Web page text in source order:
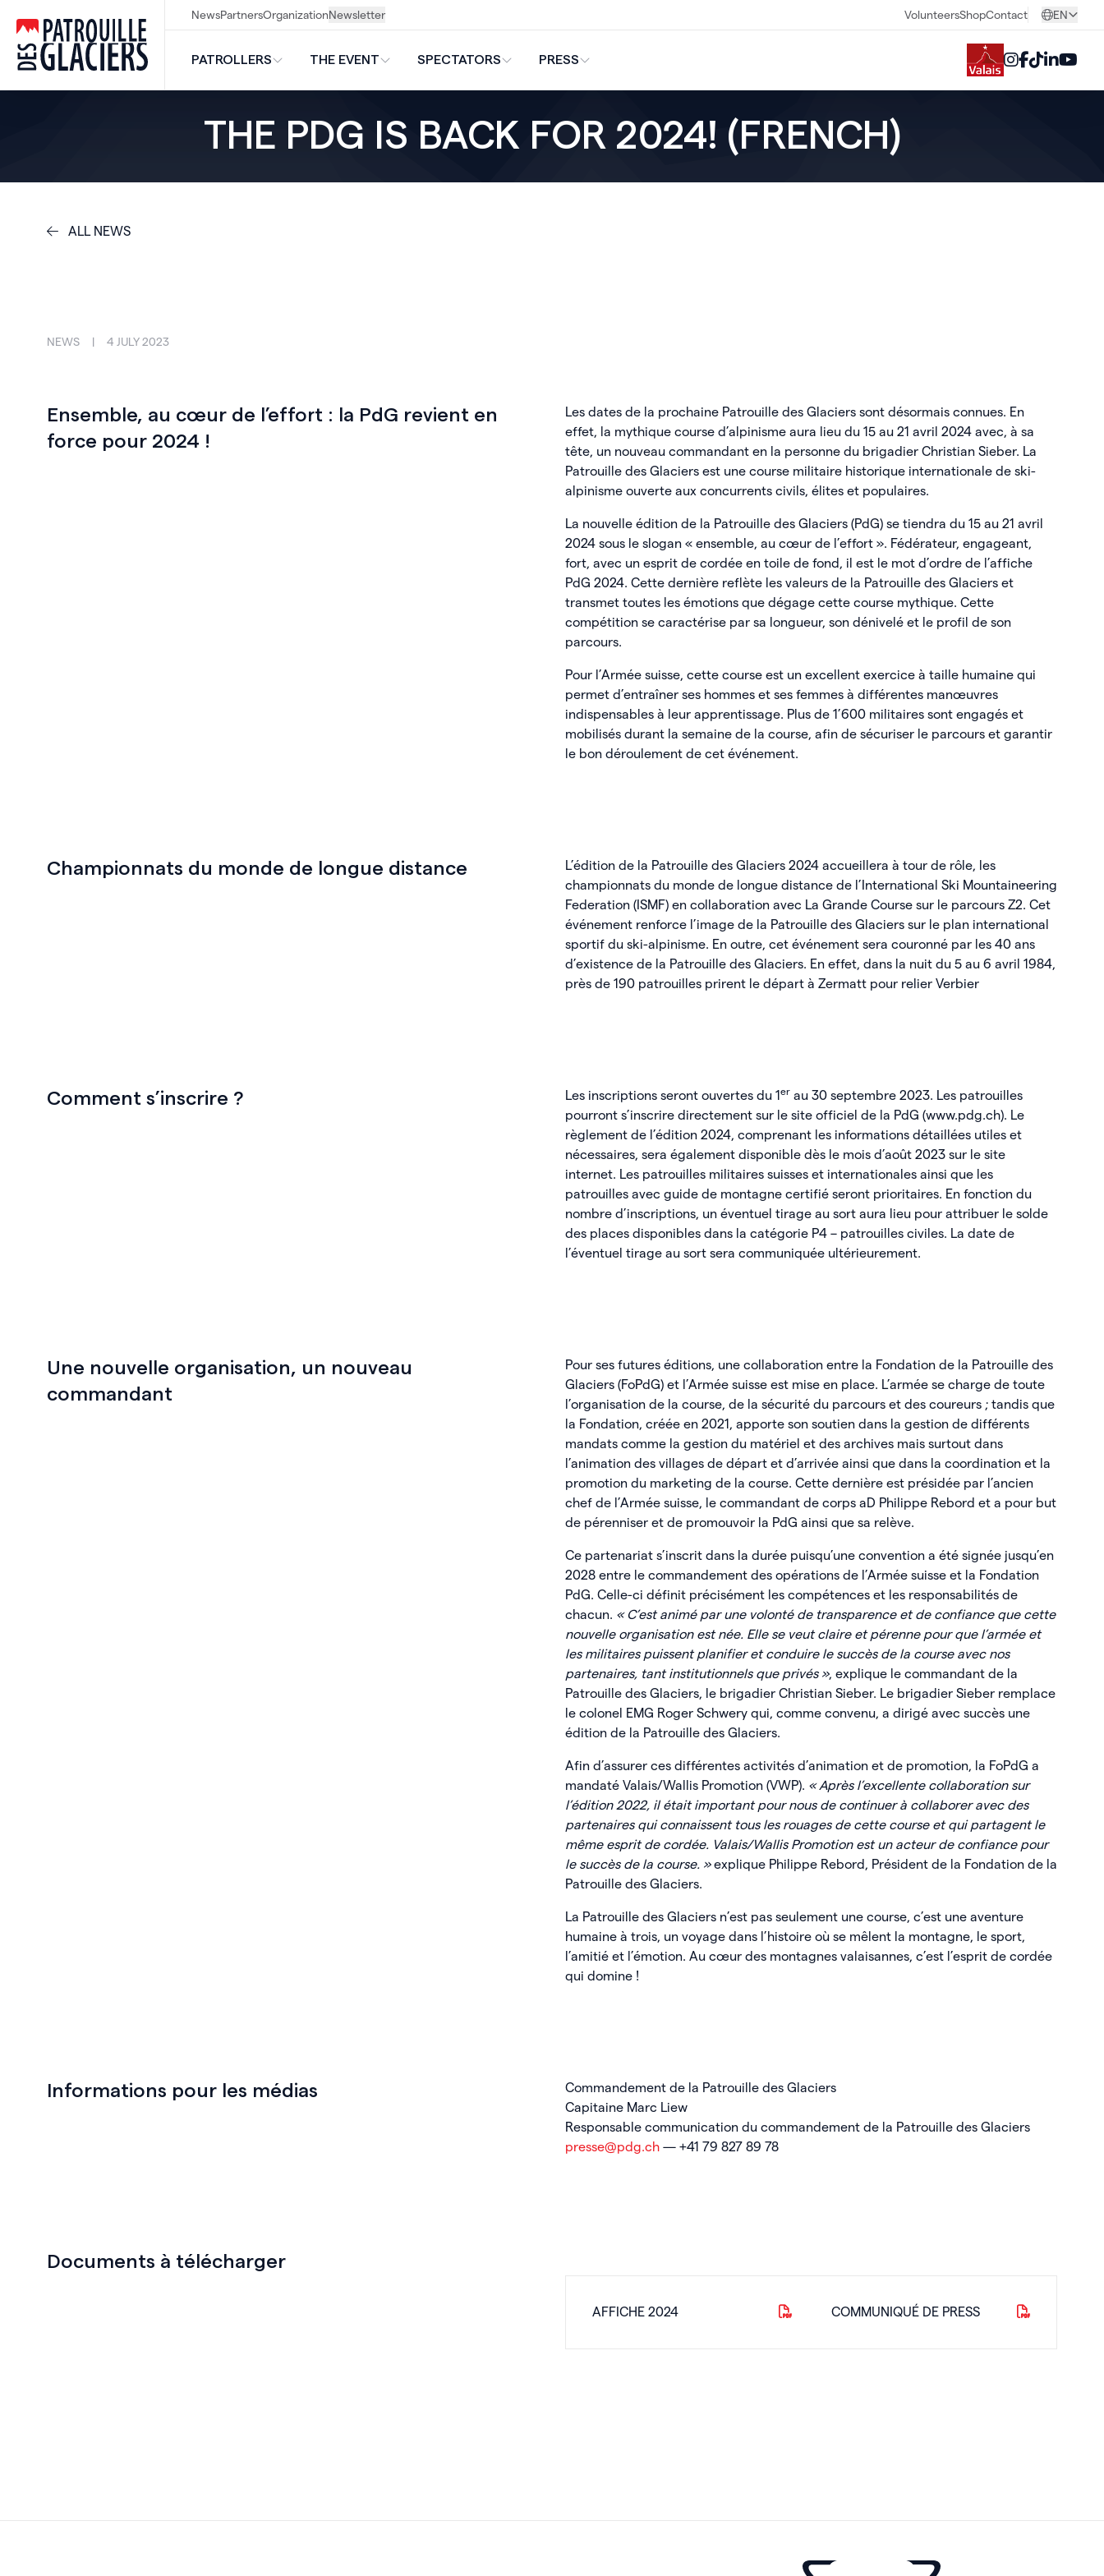
NewsPartnersOrganizationNewsletter VolunteersShopContact EN
PATROLLERS THE EVENT SPECTATORS PRESS
PDG
THE PDG IS BACK FOR 2024! (FRENCH)
ALL NEWS
NEWS | 4 JULY 2023
Ensemble, au cœur de l’effort : la PdG revient en
force pour 2024 !
Les dates de la prochaine Patrouille des Glaciers sont désormais connues. En
effet, la mythique course d’alpinisme aura lieu du 15 au 21 avril 2024 avec, à sa
tête, un nouveau commandant en la personne du brigadier Christian Sieber. La
Patrouille des Glaciers est une course militaire historique internationale de ski-
alpinisme ouverte aux concurrents civils, élites et populaires.
La nouvelle édition de la Patrouille des Glaciers (PdG) se tiendra du 15 au 21 avril
2024 sous le slogan « ensemble, au cœur de l’effort ». Fédérateur, engageant,
fort, avec un esprit de cordée en toile de fond, il est le mot d’ordre de l’affiche
PdG 2024. Cette dernière reflète les valeurs de la Patrouille des Glaciers et
transmet toutes les émotions que dégage cette course mythique. Cette
compétition se caractérise par sa longueur, son dénivelé et le profil de son
parcours.
Pour l’Armée suisse, cette course est un excellent exercice à taille humaine qui
permet d’entraîner ses hommes et ses femmes à différentes manœuvres
indispensables à leur apprentissage. Plus de 1’600 militaires sont engagés et
mobilisés durant la semaine de la course, afin de sécuriser le parcours et garantir
le bon déroulement de cet événement.
Championnats du monde de longue distance
L’édition de la Patrouille des Glaciers 2024 accueillera à tour de rôle, les
championnats du monde de longue distance de l’International Ski Mountaineering
Federation (ISMF) en collaboration avec La Grande Course sur le parcours Z2. Cet
événement renforce l’image de la Patrouille des Glaciers sur le plan international
sportif du ski-alpinisme. En outre, cet événement sera couronné par les 40 ans
d’existence de la Patrouille des Glaciers. En effet, dans la nuit du 5 au 6 avril 1984,
près de 190 patrouilles prirent le départ à Zermatt pour relier Verbier
Comment s’inscrire ? Les inscriptions seront ouvertes du 1 er au 30 septembre 2023. Les patrouilles
pourront s’inscrire directement sur le site officiel de la PdG (www.pdg.ch). Le
règlement de l’édition 2024, comprenant les informations détaillées utiles et
nécessaires, sera également disponible dès le mois d’août 2023 sur le site
internet. Les patrouilles militaires suisses et internationales ainsi que les
patrouilles avec guide de montagne certifié seront prioritaires. En fonction du
nombre d’inscriptions, un éventuel tirage au sort aura lieu pour attribuer le solde
des places disponibles dans la catégorie P4 – patrouilles civiles. La date de
l’éventuel tirage au sort sera communiquée ultérieurement.
Une nouvelle organisation, un nouveau
commandant
Pour ses futures éditions, une collaboration entre la Fondation de la Patrouille des
Glaciers (FoPdG) et l’Armée suisse est mise en place. L’armée se charge de toute
l’organisation de la course, de la sécurité du parcours et des coureurs ; tandis que
la Fondation, créée en 2021, apporte son soutien dans la gestion de différents
mandats comme la gestion du matériel et des archives mais surtout dans
l’animation des villages de départ et d’arrivée ainsi que dans la coordination et la
promotion du marketing de la course. Cette dernière est présidée par l’ancien
chef de l’Armée suisse, le commandant de corps aD Philippe Rebord et a pour but
de pérenniser et de promouvoir la PdG ainsi que sa relève.
Ce partenariat s’inscrit dans la durée puisqu’une convention a été signée jusqu’en
2028 entre le commandement des opérations de l’Armée suisse et la Fondation
PdG. Celle-ci définit précisément les compétences et les responsabilités de
chacun. « C’est animé par une volonté de transparence et de confiance que cette
nouvelle organisation est née. Elle se veut claire et pérenne pour que l’armée et
les militaires puissent planifier et conduire le succès de la course avec nos
partenaires, tant institutionnels que privés », explique le commandant de la
Patrouille des Glaciers, le brigadier Christian Sieber. Le brigadier Sieber remplace
le colonel EMG Roger Schwery qui, comme convenu, a dirigé avec succès une
édition de la Patrouille des Glaciers.
Afin d’assurer ces différentes activités d’animation et de promotion, la FoPdG a
mandaté Valais/Wallis Promotion (VWP). « Après l’excellente collaboration sur
l’édition 2022, il était important pour nous de continuer à collaborer avec des
partenaires qui connaissent tous les rouages de cette course et qui partagent le
même esprit de cordée. Valais/Wallis Promotion est un acteur de confiance pour
le succès de la course. »explique Philippe Rebord, Président de la Fondation de la
Patrouille des Glaciers.
La Patrouille des Glaciers n’est pas seulement une course, c’est une aventure
humaine à trois, un voyage dans l’histoire où se mêlent la montagne, le sport,
l’amitié et l’émotion. Au cœur des montagnes valaisannes, c’est l’esprit de cordée
qui domine !
Informations pour les médias
Commandement de la Patrouille des Glaciers
Capitaine Marc Liew
Responsable communication du commandement de la Patrouille des Glaciers
presse@pdg.ch — +41 79 827 89 78
Documents à télécharger
AFFICHE 2024 COMMUNIQUÉ DE PRESS